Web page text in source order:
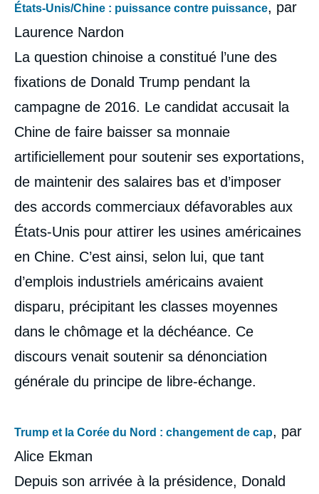
États-Unis/Chine : puissance contre puissance, par
Laurence Nardon
La question chinoise a constitué l’une des
fixations de Donald Trump pendant la
campagne de 2016. Le candidat accusait la
Chine de faire baisser sa monnaie
artificiellement pour soutenir ses exportations,
de maintenir des salaires bas et d’imposer
des accords commerciaux défavorables aux
États-Unis pour attirer les usines américaines
en Chine. C’est ainsi, selon lui, que tant
d’emplois industriels américains avaient
disparu, précipitant les classes moyennes
dans le chômage et la déchéance. Ce
discours venait soutenir sa dénonciation
générale du principe de libre-échange.
Trump et la Corée du Nord : changement de cap, par
Alice Ekman
Depuis son arrivée à la présidence, Donald
Image
de
de
publication
Marc HECKER, Tatiana KASTOUÉVA-JEAN,
Barbara KUNZ, Françoise NICOLAS, Julien
NOCETTI, Vivien PERTUSOT, Dorothée
SCHMID, Matthieu TARDIS, Jean-François
un an après. Un monde à l'état de nature ?